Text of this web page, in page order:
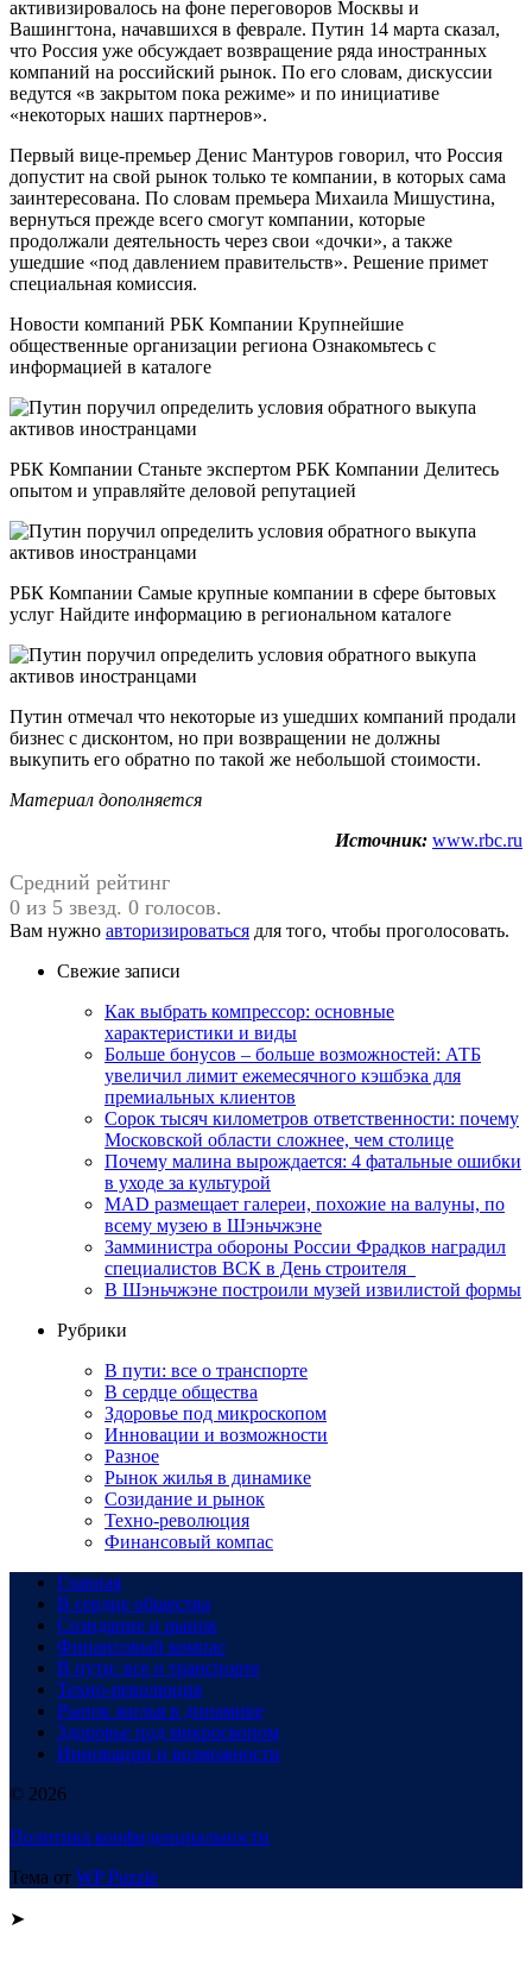
активизировалось на фоне переговоров Москвы и
Вашингтона, начавшихся в феврале. Путин 14 марта сказал,
что Россия уже обсуждает возвращение ряда иностранных
компаний на российский рынок. По его словам, дискуссии
ведутся «в закрытом пока режиме» и по инициативе
«некоторых наших партнеров».
Первый вице-премьер Денис Мантуров говорил, что Россия
допустит на свой рынок только те компании, в которых сама
заинтересована. По словам премьера Михаила Мишустина,
вернуться прежде всего смогут компании, которые
продолжали деятельность через свои «дочки», а также
ушедшие «под давлением правительств». Решение примет
специальная комиссия.
Новости компаний РБК Компании Крупнейшие
общественные организации региона Ознакомьтесь с
информацией в каталоге
РБК Компании Станьте экспертом РБК Компании Делитесь
опытом и управляйте деловой репутацией
РБК Компании Самые крупные компании в сфере бытовых
услуг Найдите информацию в региональном каталоге
Путин отмечал что некоторые из ушедших компаний продали
бизнес с дисконтом, но при возвращении не должны
выкупить его обратно по такой же небольшой стоимости.
Материал дополняется
Источник: www.rbc.ru
Средний рейтинг
0 из 5 звезд. 0 голосов.
Вам нужно авторизироваться для того, чтобы проголосовать.
Свежие записи
Как выбрать компрессор: основные
характеристики и виды
Больше бонусов – больше возможностей: АТБ
увеличил лимит ежемесячного кэшбэка для
премиальных клиентов
Сорок тысяч километров ответственности: почему
Московской области сложнее, чем столице
Почему малина вырождается: 4 фатальные ошибки
в уходе за культурой
MAD размещает галереи, похожие на валуны, по
всему музею в Шэньчжэне
Замминистра обороны России Фрадков наградил
специалистов ВСК в День строителя
В Шэньчжэне построили музей извилистой формы
Рубрики
В пути: все о транспорте
В сердце общества
Здоровье под микроскопом
Инновации и возможности
Разное
Рынок жилья в динамике
Созидание и рынок
Техно-революция
Финансовый компас
Главная
В сердце общества
Созидание и рынок
Финансовый компас
В пути: все о транспорте
Техно-революция
Рынок жилья в динамике
Здоровье под микроскопом
Инновации и возможности
© 2026
Политика конфиденциальности
Тема от WP Puzzle
➤